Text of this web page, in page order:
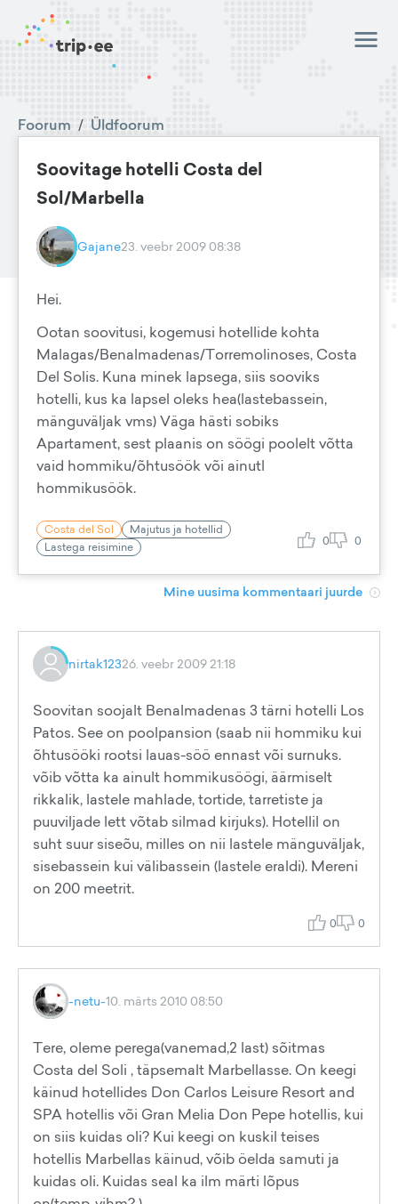
Foorum / Üldfoorum
Soovitage hotelli Costa del
Sol/Marbella
Gajane23. veebr 2009 08:38
Hei.
Ootan soovitusi, kogemusi hotellide kohta
Malagas/Benalmadenas/Torremolinoses, Costa
Del Solis. Kuna minek lapsega, siis sooviks
hotelli, kus ka lapsel oleks hea(lastebassein,
mänguväljak vms) Väga hästi sobiks
Apartament, sest plaanis on söögi poolelt võtta
vaid hommiku/õhtusöök või ainutl
hommikusöök.
Costa del Sol
Majutus ja hotellid
Lastega reisimine
0 0
Mine uusima kommentaari juurde
nirtak12326. veebr 2009 21:18
Soovitan soojalt Benalmadenas 3 tärni hotelli Los
Patos. See on poolpansion (saab nii hommiku kui
õhtusööki rootsi lauas-söö ennast või surnuks.
võib võtta ka ainult hommikusöögi, äärmiselt
rikkalik, lastele mahlade, tortide, tarretiste ja
puuviljade lett võtab silmad kirjuks). Hotellil on
suht suur siseõu, milles on nii lastele mänguväljak,
sisebassein kui välibassein (lastele eraldi). Mereni
on 200 meetrit.
0 0
-netu-10. märts 2010 08:50
Tere, oleme perega(vanemad,2 last) sõitmas
Costa del Soli , täpsemalt Marbellasse. On keegi
käinud hotellides Don Carlos Leisure Resort and
SPA hotellis või Gran Melia Don Pepe hotellis, kui
on siis kuidas oli? Kui keegi on kuskil teises
hotellis Marbellas käinud, võib öelda samuti ja
kuidas oli. Kuidas seal ka ilm märti lõpus